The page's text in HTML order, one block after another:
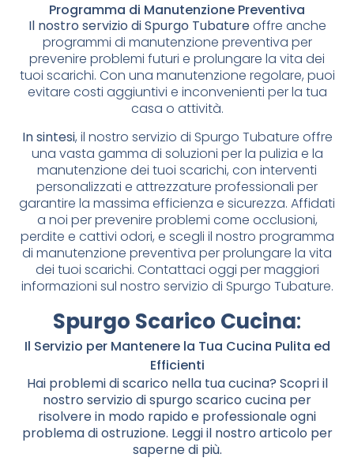
Programma di Manutenzione Preventiva
Il nostro servizio di Spurgo Tubatureoffre anche
programmi di manutenzione preventiva per
prevenire problemi futuri e prolungare la vita dei
tuoi scarichi. Con una manutenzione regolare, puoi
evitare costi aggiuntivi e inconvenienti per la tua
casa o attività.
In sintesi, il nostro servizio di Spurgo Tubature offre
una vasta gamma di soluzioni per la pulizia e la
manutenzione dei tuoi scarichi, con interventi
personalizzati e attrezzature professionali per
garantire la massima efficienza e sicurezza. Affidati
a noi per prevenire problemi come occlusioni,
perdite e cattivi odori, e scegli il nostro programma
di manutenzione preventiva per prolungare la vita
dei tuoi scarichi. Contattaci oggi per maggiori
informazioni sul nostro servizio di Spurgo Tubature.
Spurgo Scarico Cucina:
Il Servizio per Mantenere la Tua Cucina Pulita ed
Efficienti
Hai problemi di scarico nella tua cucina? Scopri il
nostro servizio di spurgo scarico cucina per
risolvere in modo rapido e professionale ogni
problema di ostruzione. Leggi il nostro articolo per
saperne di più.